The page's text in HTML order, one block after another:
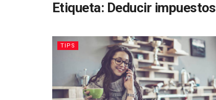
Etiqueta: Deducir impuestos
TIPS